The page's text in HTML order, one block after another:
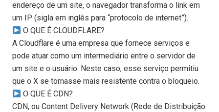
endereço de um site, o navegador transforma o link em
um IP (sigla em inglês para “protocolo de internet”).
O QUE É CLOUDFLARE?
A Cloudflare é uma empresa que fornece serviços e
pode atuar como um intermediário entre o servidor de
um site e o usuário. Neste caso, esse serviço permitiu
que o X se tornasse mais resistente contra o bloqueio.
O QUE É CDN?
CDN, ou Content Delivery Network (Rede de Distribuição